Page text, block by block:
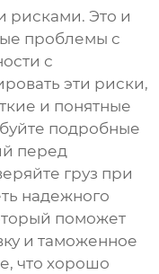
рисками. Это и
проблемы с
с
эти риски,
и понятные
подробные
перед
груз при
надежного
поможет
и таможенное
что хорошо